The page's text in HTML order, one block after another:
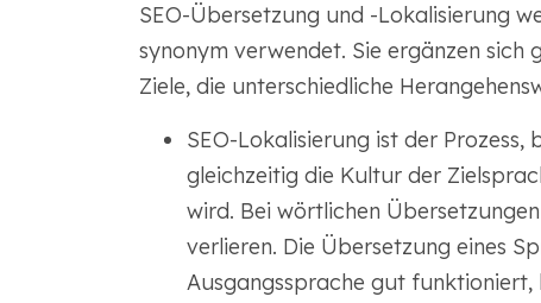
SEO-Übersetzung und -Lokalisierung
synonym verwendet. Sie ergänzen sich
Ziele, die unterschiedliche
SEO-Lokalisierung ist der
gleichzeitig die Kultur der
wird. Bei wörtlichen
verlieren. Die Übersetzung eines
Ausgangssprache gut